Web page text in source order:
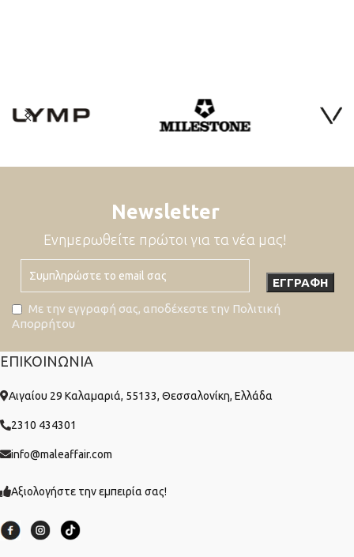
Newsletter
Ενημερωθείτε πρώτοι για τα νέα μας!
Με την εγγραφή σας, αποδέχεστε την Πολιτική
Απορρήτου
ΕΠΙΚΟΙΝΩΝΊΑ
Αιγαίου 29 Καλαμαριά, 55133, Θεσσαλονίκη, Ελλάδα
2310 434301
info@maleaffair.com
Αξιολογήστε την εμπειρία σας!